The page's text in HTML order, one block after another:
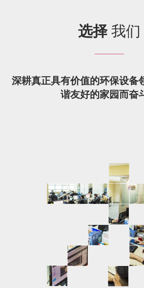
选择我们
深耕真正具有价值的环保设备
谐友好的家园而奋